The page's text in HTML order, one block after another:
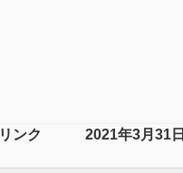
リンク 2021年3月31日